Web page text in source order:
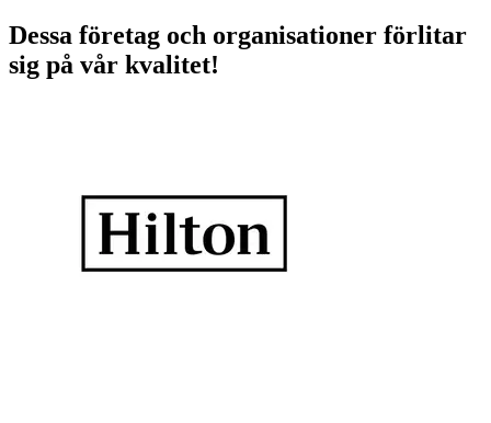
Dessa företag och organisationer förlitar
sig på vår kvalitet!